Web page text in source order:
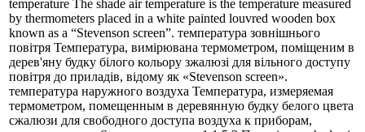
temperature The shade air temperature is the temperature measured
by thermometers placed in a white painted louvred wooden box
known as a “Stevenson screen”. температура зовнішнього
повітря Температура, вимірювана термометром, поміщеним в
дерев'яну будку білого кольору зжалюзі для вільного доступу
повітря до приладів, відому як «Stevenson screen».
температура наружного воздуха Температура, измеряемая
термометром, помещенным в деревянную будку белого цвета
сжалюзи для свободного доступа воздуха к приборам,